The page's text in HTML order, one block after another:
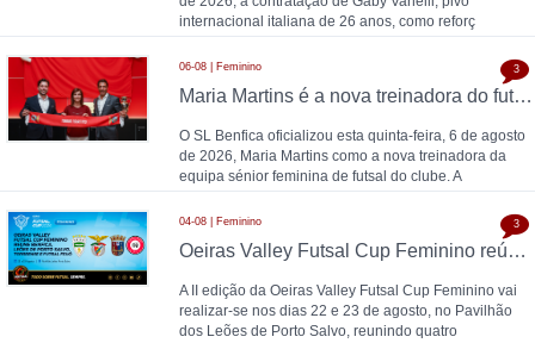
internacional italiana de 26 anos, como reforç
06-08 | Feminino
Maria Martins é a nova treinadora do futsal feminino do SL Benfica: contrato válido até 2028 com as campeãs nacionais
O SL Benfica oficializou esta quinta-feira, 6 de agosto
de 2026, Maria Martins como a nova treinadora da
equipa sénior feminina de futsal do clube. A
3
04-08 | Feminino
Oeiras Valley Futsal Cup Feminino reúne Benfica, Leões de Porto Salvo, Torreense e Futsal Feijó
A II edição da Oeiras Valley Futsal Cup Feminino vai
realizar-se nos dias 22 e 23 de agosto, no Pavilhão
dos Leões de Porto Salvo, reunindo quatro
3